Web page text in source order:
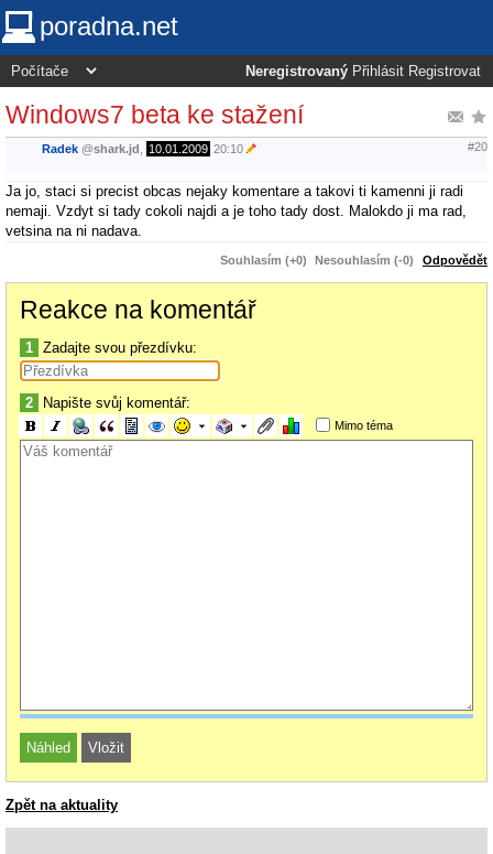
poradna.net
Neregistrovaný Přihlásit Registrovat
Windows7 beta ke stažení
Radek @shark.jd 10.01.2009 20:10 #20
Ja jo, staci si precist obcas nejaky komentare a takovi ti kamenni ji radi
nemaji. Vzdyt si tady cokoli najdi a je toho tady dost. Malokdo ji ma rad,
vetsina na ni nadava.
Souhlasím (+0) Nesouhlasím (-0) Odpovědět
Reakce na komentář
1 Zadajte svou přezdívku:
2 Napište svůj komentář:
Mimo téma
Zpět na aktuality